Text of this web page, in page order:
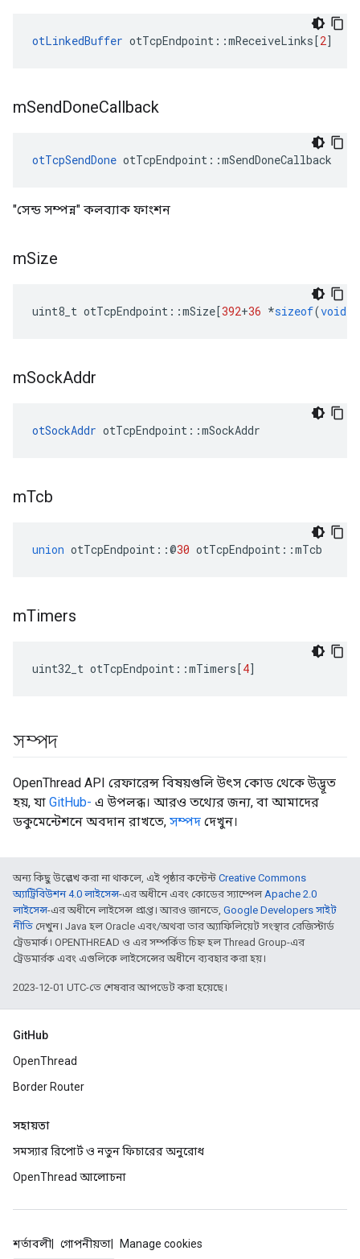
otLinkedBuffer otTcpEndpoint ::mReceiveLinks[2]
mSendDoneCallback
otTcpSendDone otTcpEndpoint ::mSendDoneCallback
"সেন্ড সম্পন্ন" কলব্যাক ফাংশন
mSize
uint8_t otTcpEndpoint ::mSize[392+36 *sizeof(void
mSockAddr
otSockAddr otTcpEndpoint ::mSockAddr
mTcb
union otTcpEndpoint ::@30 otTcpEndpoint ::mTcb
mTimers
uint32_t otTcpEndpoint ::mTimers[4]
সম্পদ
OpenThread API রেফারেন্স বিষয়গুলি উৎস কোড থেকে উদ্ভূত
হয়, যা GitHub- এ উপলব্ধ। আরও তথ্যের জন্য, বা আমাদের
ডকুমেন্টেশনে অবদান রাখতে, সম্পদ দেখুন।
অন্য কিছু উল্লেখ করা না থাকলে, এই পৃষ্ঠার কন্টেন্ট Creative Commons
অ্যাট্রিবিউশন 4.0 লাইসেন্স-এর অধীনে এবং কোডের স্যাম্পেলApache 2.0
লাইসেন্স-এর অধীনে লাইসেন্স প্রাপ্ত। আরও জানতে, Google Developers সাইট
নীতি দেখুন। Java হল Oracle এবং/অথবা তার অ্যাফিলিয়েট সংস্থার রেজিস্টার্ড
ট্রেডমার্ক। OPENTHREAD ও এর সম্পর্কিত চিহ্ন হল Thread Group-এর
ট্রেডমার্রক এবং এগুলিকে লাইসেন্সের অধীনে ব্যবহার করা হয়।
2023-12-01 UTC-তে শেষবার আপডেট করা হয়েছে।
GitHub
OpenThread
Border Router
সহায়তা
সমস্যার রিপোর্ট ও নতুন ফিচারের অনুরোধ
OpenThread আলোচনা
শর্তাবলী গোপনীয়তা Manage cookies